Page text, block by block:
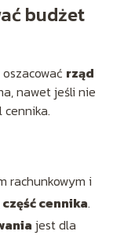
budżet
rząd
nawet jeśli nie
cennika.
rachunkowym i
cennika.
jest dla